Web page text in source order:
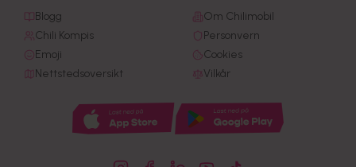
Blogg
Chili Kompis
Emoji
Nettstedsoversikt
Om Chilimobil
Personvern
Cookies
Vilkår